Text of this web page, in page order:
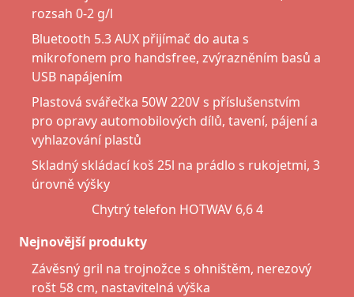
rozsah 0-2 g/l
Bluetooth 5.3 AUX přijímač do auta s
mikrofonem pro handsfree, zvýrazněním basů a
USB napájením
Plastová svářečka 50W 220V s příslušenstvím
pro opravy automobilových dílů, tavení, pájení a
vyhlazování plastů
Skladný skládací koš 25l na prádlo s rukojetmi, 3
úrovně výšky
Chytrý telefon HOTWAV 6,6 4
Nejnovější produkty
Závěsný gril na trojnožce s ohništěm, nerezový
rošt 58 cm, nastavitelná výška